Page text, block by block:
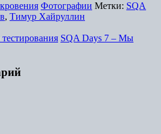
Фотографии Метки: SQA
, Тимур Хайруллин
SQA Days 7 – Мы